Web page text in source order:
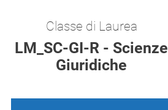
Classe di Laurea
LM_SC-GI-R - Scienze
Giuridiche